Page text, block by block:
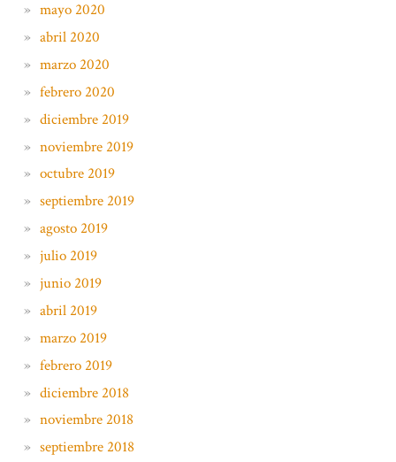
mayo 2020
abril 2020
marzo 2020
febrero 2020
diciembre 2019
noviembre 2019
octubre 2019
septiembre 2019
agosto 2019
julio 2019
junio 2019
abril 2019
marzo 2019
febrero 2019
diciembre 2018
noviembre 2018
septiembre 2018